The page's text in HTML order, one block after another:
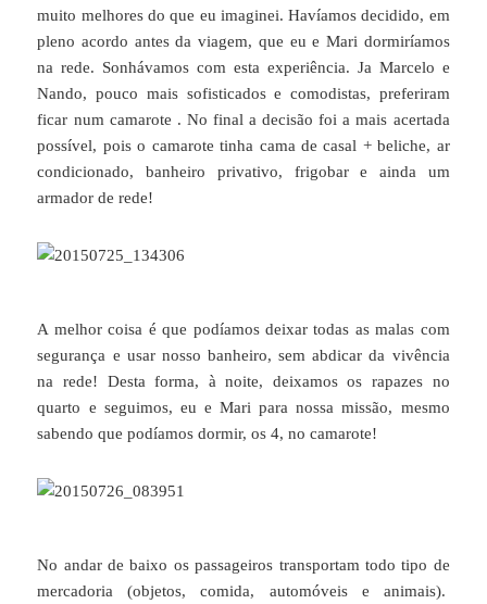
muito melhores do que eu imaginei. Havíamos decidido, em
pleno acordo antes da viagem, que eu e Mari dormiríamos
na rede. Sonhávamos com esta experiência. Ja Marcelo e
Nando, pouco mais sofisticados e comodistas, preferiram
ficar num camarote . No final a decisão foi a mais acertada
possível, pois o camarote tinha cama de casal + beliche, ar
condicionado, banheiro privativo, frigobar e ainda um
armador de rede!
A melhor coisa é que podíamos deixar todas as malas com
segurança e usar nosso banheiro, sem abdicar da vivência
na rede! Desta forma, à noite, deixamos os rapazes no
quarto e seguimos, eu e Mari para nossa missão, mesmo
sabendo que podíamos dormir, os 4, no camarote!
No andar de baixo os passageiros transportam todo tipo de
mercadoria (objetos, comida, automóveis e animais).